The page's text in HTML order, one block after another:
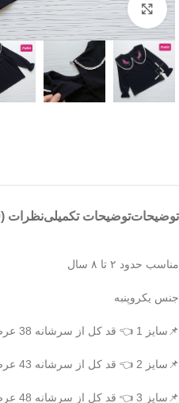
بزرگنمایی تصویر
توضیحاتتوضیحات تکمیلینظرات (0)
مناسب حدود ۲ تا ۸ سال
جنس یکروپنبه
📌سایز 1 👈 قد کل از سرشانه 38 عرض از زیربغل تا زیربغل 30 قد آستین 33
📌سایز 2 👈 قد کل از سرشانه 43 عرض از زیربغل تا زیربغل 33 قد آستین 38
📌سایز 3 👈 قد کل از سرشانه 48 عرض از زیربغل تا زیربغل 35 قد آستین 44